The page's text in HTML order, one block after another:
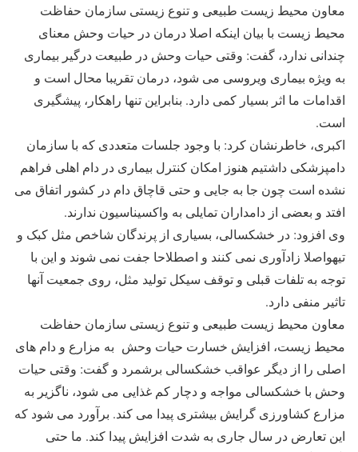
معاون محیط زیست طبیعی و تنوع زیستی سازمان حفاظت
محیط زیست با بیان اینکه اصلا درمان در حیات وحش معنای
چندانی ندارد، گفت: وقتی حیات وحش در طبیعت درگیر بیماری
به ویژه بیماری ویروسی می شود، درمان تقریبا محال است و
اقدامات ما اثر بسیار کمی دارد. بنابراین تنها راهکار، پیشگیری
است.
اکبری، خاطرنشان کرد: با وجود جلسات متعددی که با سازمان
دامپزشکی داشتیم هنوز امکان کنترل بیماری در دام اهلی فراهم
نشده است چون جا به جایی و حتی قاچاق دام در کشور اتفاق می
افتد و بعضی از دامداران تمایلی به واکسیناسیون ندارند.
وی افزود: در خشکسالی، بسیاری از پرندگان شاخص مثل کبک و
تیهواصلا زادآوری نمی کنند و اصطلاحا جفت نمی شوند و این با
توجه به تلفات قبلی و توقف سیکل تولید مثل، روی جمعیت آنها
تاثیر منفی دارد.
معاون محیط زیست طبیعی و تنوع زیستی سازمان حفاظت
محیط زیست، افزایش خسارت حیات وحش به مزارع و دام های
اصلی را از دیگر عواقب خشکسالی برشمرد و گفت: وقتی حیات
وحش با خشکسالی مواجه و دچار کم غذایی می شود، ناگزیر به
مزارع کشاورزی گرایش بیشتری پیدا می کند. برآورد می شود که
این تعارض در سال جاری به شدت افزایش پیدا کند. ما حتی